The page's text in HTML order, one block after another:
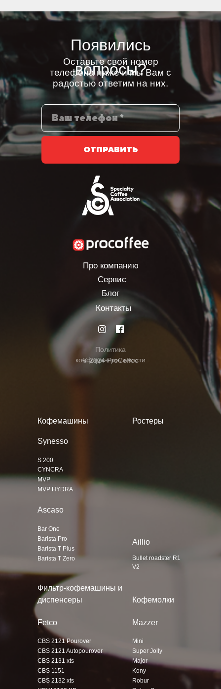
Появились
вопросы?
Оставьте свой номер
телефона ниже и мы Вам с
радостью ответим на них.
ОТПРАВИТЬ
Про компанию
Сервис
Контакты
Блог
Политика
конфиденциальности
© 2024 ProCoffee
Кофемашины Ростеры
Фильтр-кофемашины и
диспенсеры
Кофемолки
Synesso
Ascaso
Fetco Mazzer
S 200
CYNCRA
MVP
MVP HYDRA
Bar One
Barista Pro
Barista T Plus
CBS 2121 Pourover
CBS 2132 xts
CBS 1151
CBS 2131 xts
Mini
Major
Super Jolly
Robur
Kony
Barista T Zero
CBS 2121 Autopourover
Aillio
Bullet roadster R1
V2